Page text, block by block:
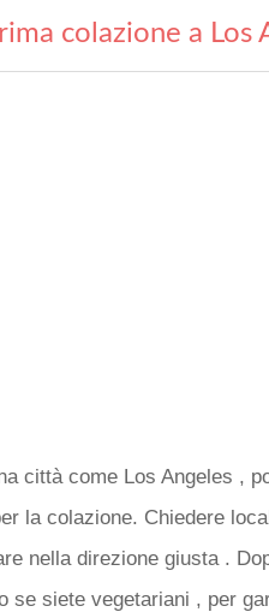
colazione a Los
città come Los Angeles ,
la colazione. Chiedere
nella direzione giusta .
se siete vegetariani , per